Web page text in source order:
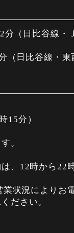
分（日比谷線・
（日比谷線・東
15分）
。
、12時から22
状況によりお
ださい。